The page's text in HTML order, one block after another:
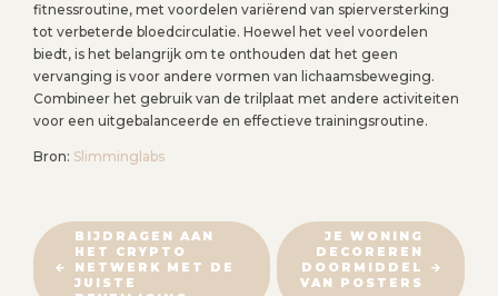
fitnessroutine, met voordelen variërend van spierversterking
tot verbeterde bloedcirculatie. Hoewel het veel voordelen
biedt, is het belangrijk om te onthouden dat het geen
vervanging is voor andere vormen van lichaamsbeweging.
Combineer het gebruik van de trilplaat met andere activiteiten
voor een uitgebalanceerde en effectieve trainingsroutine.
Bron: Slimminglabs
B
E
R
BIJDRAGEN AAN
HET CRYPTO
NETWERK MET DE
JUISTE
JE WONING
DECOREREN
DOORMIDDEL
VAN POSTERS